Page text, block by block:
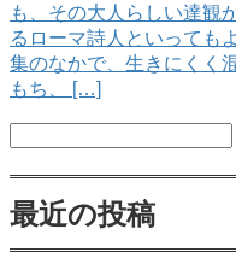
も、その大人らしい達観
るローマ詩人といっても
集のなかで、生きにくく
もち、 […]
最近の投稿